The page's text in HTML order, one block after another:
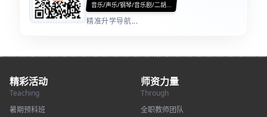
音乐/声乐/钢琴/音乐剧/二胡...
精准升学导航...
精彩活动
Teaching
暑期预科班
师资力量
Through
全职教师团队